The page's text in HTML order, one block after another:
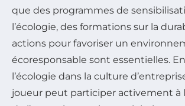
que des programmes de
l’écologie, des formations sur la
actions pour favoriser un
écoresponsable sont essentielles.
l’écologie dans la culture
joueur peut participer activement à